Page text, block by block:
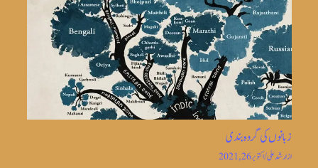
زبانوں کی گروہ بندی
ازارشد علی/اکتوبر 26, 2021